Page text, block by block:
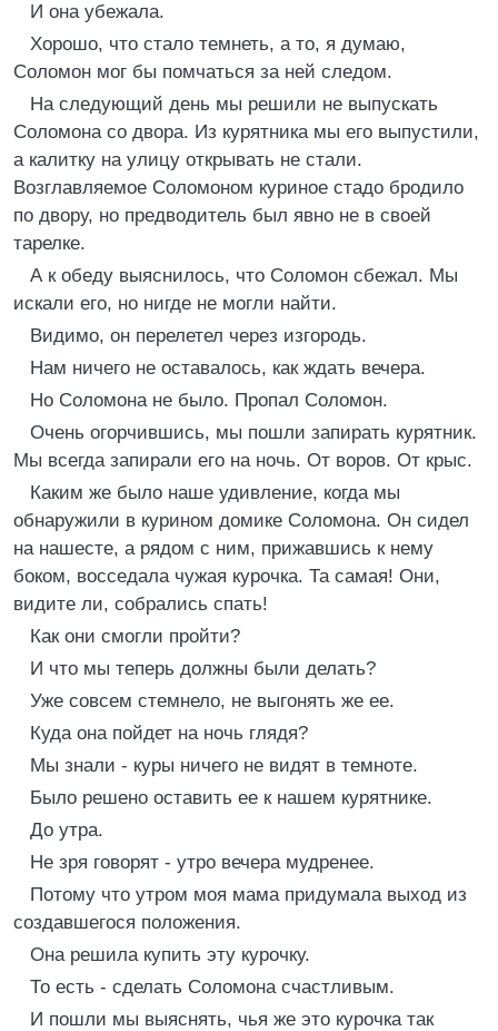
И она убежала.
Хорошо, что стало темнеть, а то, я думаю,
Соломон мог бы помчаться за ней следом.
На следующий день мы решили не выпускать
Соломона со двора. Из курятника мы его выпустили,
а калитку на улицу открывать не стали.
Возглавляемое Соломоном куриное стадо бродило
по двору, но предводитель был явно не в своей
тарелке.
А к обеду выяснилось, что Соломон сбежал. Мы
искали его, но нигде не могли найти.
Видимо, он перелетел через изгородь.
Нам ничего не оставалось, как ждать вечера.
Но Соломона не было. Пропал Соломон.
Очень огорчившись, мы пошли запирать курятник.
Мы всегда запирали его на ночь. От воров. От крыс.
Каким же было наше удивление, когда мы
обнаружили в курином домике Соломона. Он сидел
на нашесте, а рядом с ним, прижавшись к нему
боком, восседала чужая курочка. Та самая! Они,
видите ли, собрались спать!
Как они смогли пройти?
И что мы теперь должны были делать?
Уже совсем стемнело, не выгонять же ее.
Куда она пойдет на ночь глядя?
Мы знали - куры ничего не видят в темноте.
Было решено оставить ее к нашем курятнике.
До утра.
Не зря говорят - утро вечера мудренее.
Потому что утром моя мама придумала выход из
создавшегося положения.
Она решила купить эту курочку.
То есть - сделать Соломона счастливым.
И пошли мы выяснять, чья же это курочка так